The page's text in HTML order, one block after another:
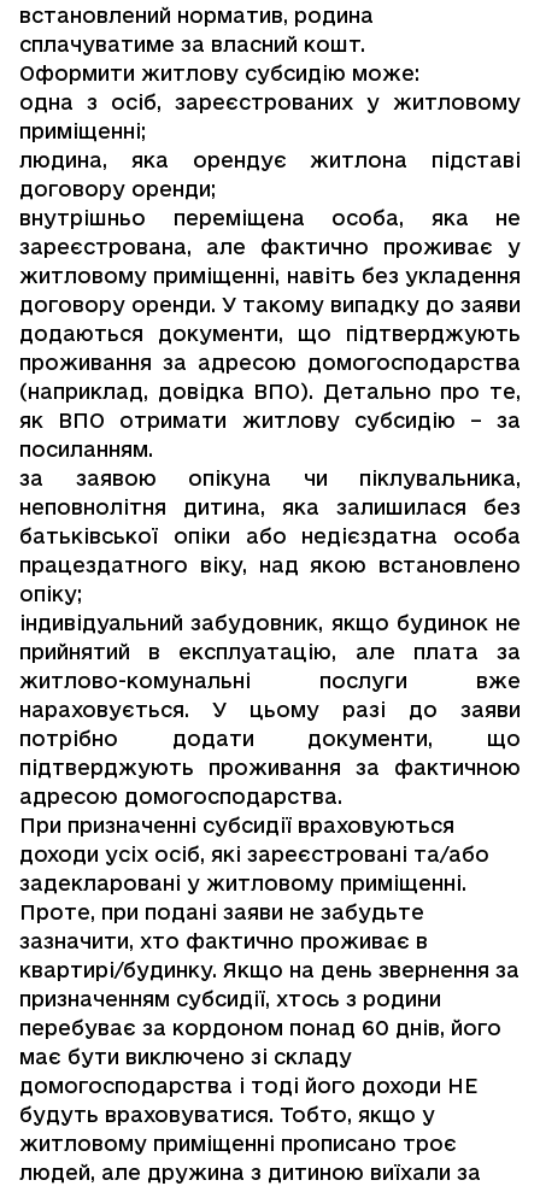
встановлений норматив, родина
сплачуватиме за власний кошт.
Оформити житлову субсидію може:
одна з осіб, зареєстрованих у житловому
приміщенні;
людина, яка орендує житлона підставі
договору оренди;
внутрішньо переміщена особа, яка не
зареєстрована, але фактично проживає у
житловому приміщенні, навіть без укладення
договору оренди. У такому випадку до заяви
додаються документи, що підтверджують
проживання за адресою домогосподарства
(наприклад, довідка ВПО). Детально про те,
як ВПО отримати житлову субсидію – за
посиланням.
за заявою опікуна чи піклувальника,
неповнолітня дитина, яка залишилася без
батьківської опіки або недієздатна особа
працездатного віку, над якою встановлено
опіку;
індивідуальний забудовник, якщо будинок не
прийнятий в експлуатацію, але плата за
житлово-комунальні послуги вже
нараховується. У цьому разі до заяви
потрібно додати документи, що
підтверджують проживання за фактичною
адресою домогосподарства.
При призначенні субсидії враховуються
доходи усіх осіб, які зареєстровані та/або
задекларовані у житловому приміщенні.
Проте, при подані заяви не забудьте
зазначити, хто фактично проживає в
квартирі/будинку. Якщо на день звернення за
призначенням субсидії, хтось з родини
перебуває за кордоном понад 60 днів, його
має бути виключено зі складу
домогосподарства і тоді його доходи НЕ
будуть враховуватися. Тобто, якщо у
житловому приміщенні прописано троє
людей, але дружина з дитиною виїхали за